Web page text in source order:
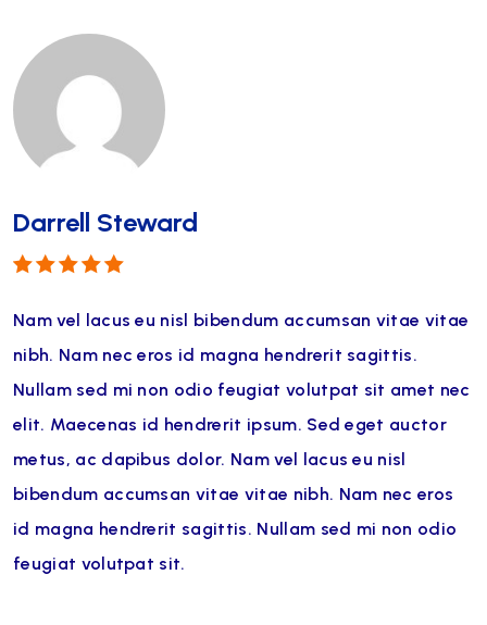
Darrell Steward
sur 5
Nam vel lacus eu nisl bibendum accumsan vitae vitae
nibh. Nam nec eros id magna hendrerit sagittis.
Nullam sed mi non odio feugiat volutpat sit amet nec
elit. Maecenas id hendrerit ipsum. Sed eget auctor
metus, ac dapibus dolor. Nam vel lacus eu nisl
bibendum accumsan vitae vitae nibh. Nam nec eros
id magna hendrerit sagittis. Nullam sed mi non odio
feugiat volutpat sit.